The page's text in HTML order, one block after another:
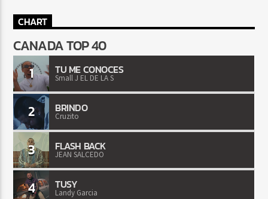
CHART
CANADA TOP 40
1 TU ME CONOCES
Small J EL DE LA S
2 BRINDO
Cruzito
3 FLASH BACK
JEAN SALCEDO
4 TUSY
Landy Garcia